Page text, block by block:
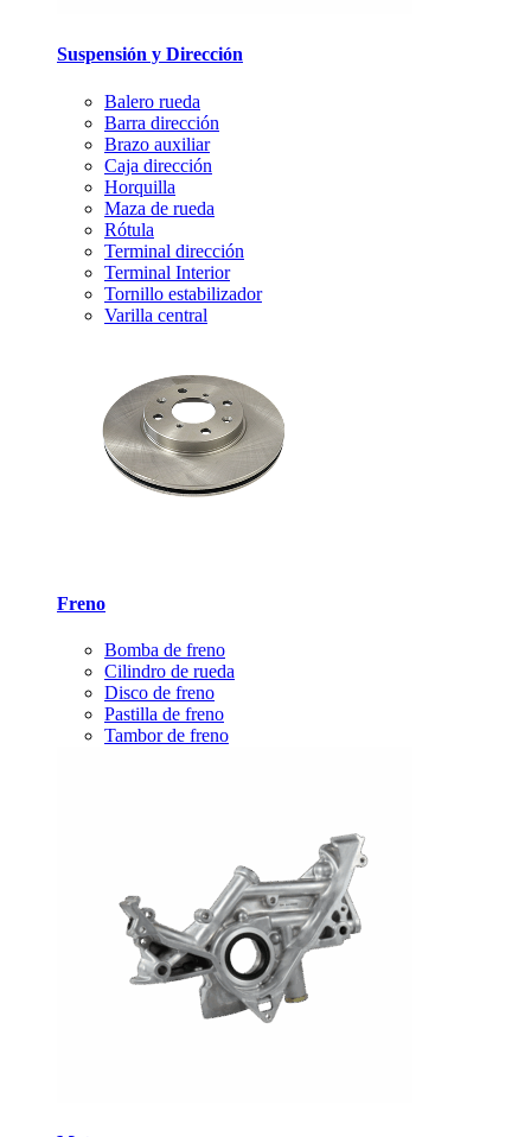
Suspensión y Dirección
Balero rueda
Barra dirección
Brazo auxiliar
Caja dirección
Horquilla
Maza de rueda
Rótula
Terminal dirección
Terminal Interior
Tornillo estabilizador
Varilla central
Freno
Bomba de freno
Cilindro de rueda
Disco de freno
Pastilla de freno
Tambor de freno